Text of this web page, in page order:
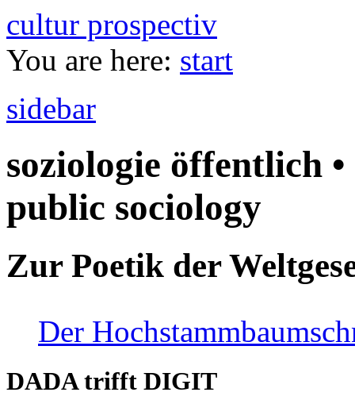
cultur prospectiv
You are here: start
sidebar
soziologie öffentlich
public sociology
Zur Poetik der
Der
DADA trifft DIGIT